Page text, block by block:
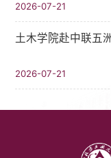
2026-07-21
土木学院赴中联五
2026-07-21